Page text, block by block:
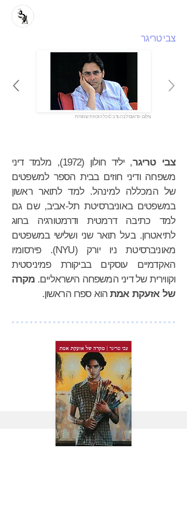
צבי טריגר
צילום: פראנס לבה-נדב © כל הזכויות שמורות
צבי טריגר
, יליד חולון (1972), מלמד דיני
משפחה ודיני חוזים בבית הספר למשפטים
של המכללה למינהל. למד לתואר ראשון
במשפטים באוניברסיטת תל-אביב, שם גם
למד כתיבה דרמטית ודרמטורגיה בחוג
לתיאטרון. בעל תואר שני ושלישי במשפטים
מאוניברסיטת ניו יורק (NYU). פירסומיו
האקדמיים עוסקים בביקורת פמיניסטית
וקווירית של דיני המשפחה הישראליים. מקרה
של אזעקת אמתהוא ספרו הראשון.